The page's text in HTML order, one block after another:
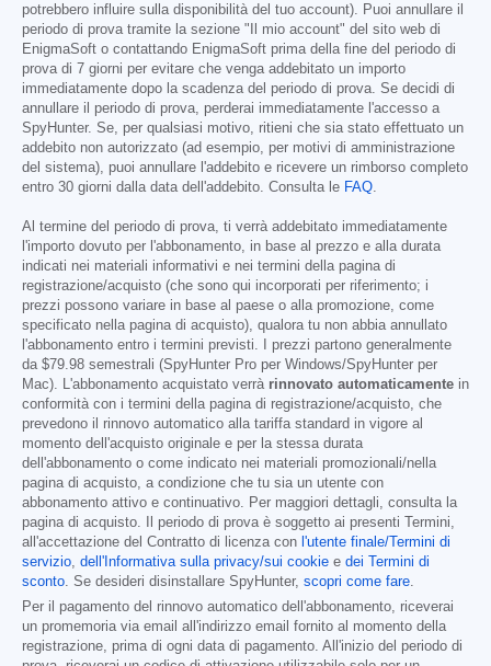
potrebbero influire sulla disponibilità del tuo account). Puoi annullare il
periodo di prova tramite la sezione "Il mio account" del sito web di
EnigmaSoft o contattando EnigmaSoft prima della fine del periodo di
prova di 7 giorni per evitare che venga addebitato un importo
immediatamente dopo la scadenza del periodo di prova. Se decidi di
annullare il periodo di prova, perderai immediatamente l'accesso a
SpyHunter. Se, per qualsiasi motivo, ritieni che sia stato effettuato un
addebito non autorizzato (ad esempio, per motivi di amministrazione
del sistema), puoi annullare l'addebito e ricevere un rimborso completo
entro 30 giorni dalla data dell'addebito. Consulta le FAQ.
Al termine del periodo di prova, ti verrà addebitato immediatamente
l'importo dovuto per l'abbonamento, in base al prezzo e alla durata
indicati nei materiali informativi e nei termini della pagina di
registrazione/acquisto (che sono qui incorporati per riferimento; i
prezzi possono variare in base al paese o alla promozione, come
specificato nella pagina di acquisto), qualora tu non abbia annullato
l'abbonamento entro i termini previsti. I prezzi partono generalmente
da $79.98 semestrali (SpyHunter Pro per Windows/SpyHunter per
Mac). L'abbonamento acquistato verrà rinnovato automaticamente in
conformità con i termini della pagina di registrazione/acquisto, che
prevedono il rinnovo automatico alla tariffa standard in vigore al
momento dell'acquisto originale e per la stessa durata
dell'abbonamento o come indicato nei materiali promozionali/nella
pagina di acquisto, a condizione che tu sia un utente con
abbonamento attivo e continuativo. Per maggiori dettagli, consulta la
pagina di acquisto. Il periodo di prova è soggetto ai presenti Termini,
all'accettazione del Contratto di licenza con l'utente finale/Termini di
servizio, dell'Informativa sulla privacy/sui cookie e dei Termini di
sconto. Se desideri disinstallare SpyHunter, scopri come fare.
Per il pagamento del rinnovo automatico dell'abbonamento, riceverai
un promemoria via email all'indirizzo email fornito al momento della
registrazione, prima di ogni data di pagamento. All'inizio del periodo di